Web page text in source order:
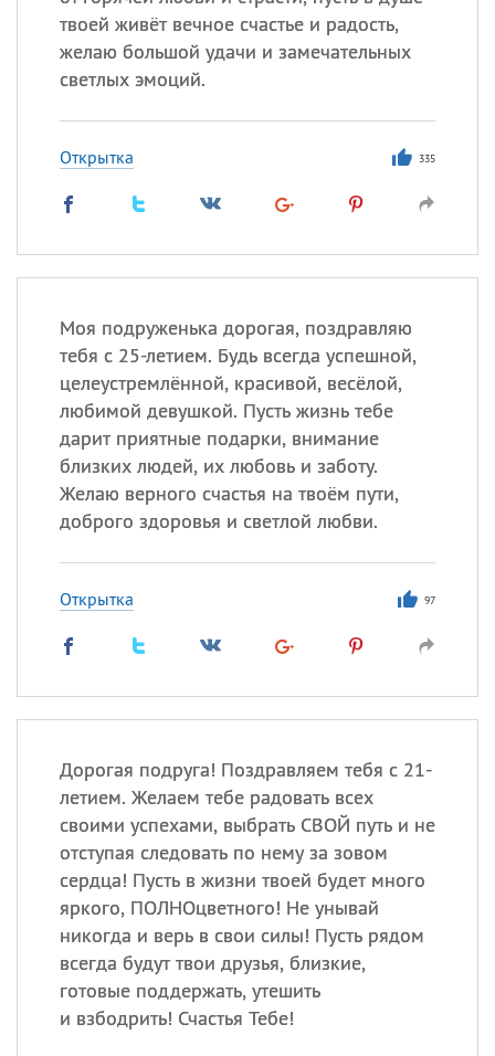
твоей живёт вечное счастье и радость,
желаю большой удачи и замечательных
светлых эмоций.
Открытка 335
Моя подруженька дорогая, поздравляю
тебя с 25-летием. Будь всегда успешной,
целеустремлённой, красивой, весёлой,
любимой девушкой. Пусть жизнь тебе
дарит приятные подарки, внимание
близких людей, их любовь и заботу.
Желаю верного счастья на твоём пути,
доброго здоровья и светлой любви.
Открытка 97
Дорогая подруга! Поздравляем тебя с 21-
летием. Желаем тебе радовать всех
своими успехами, выбрать СВОЙ путь и не
отступая следовать по нему за зовом
сердца! Пусть в жизни твоей будет много
яркого, ПОЛНОцветного! Не унывай
никогда и верь в свои силы! Пусть рядом
всегда будут твои друзья, близкие,
готовые поддержать, утешить
и взбодрить! Счастья Тебе!